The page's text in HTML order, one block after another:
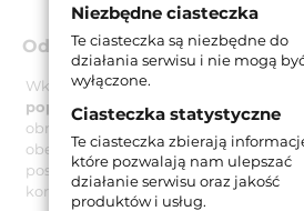
Odporność na ukręcenie i
Wkładka R7 Extra jest również
poprzez ukręcenie przy użyciu
obrotowego 250 Nm, co przebadane
obejmującym od 20 do 30 ukręceń.
posiada zabezpieczenia
korpusu w czasie od trzech do pięciu
Niezbędne ciasteczka
Te ciasteczka są niezbędne do
działania serwisu i nie mogą
wyłączone.
Ciasteczka statystyczne
Te ciasteczka zbierają
które pozwalają nam ulepszać
działanie serwisu oraz jakość
produktów i usług.